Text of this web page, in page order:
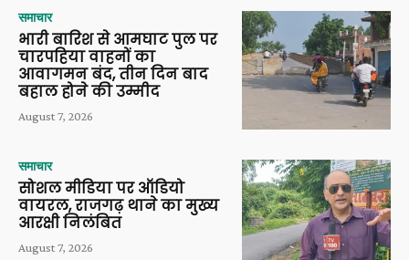
समाचार
भारी बारिश से आमघाट पुल पर
चारपहिया वाहनों का
आवागमन बंद, तीन दिन बाद
बहाल होने की उम्मीद
August 7, 2026
समाचार
सोशल मीडिया पर ऑडियो
वायरल, राजगढ़ थाने का मुख्य
आरक्षी निलंबित
August 7, 2026